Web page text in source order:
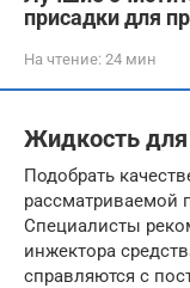
присадки для
На чтение: 24 мин
Жидкость
Подобрать
рассматриваемой
Специалисты
инжектора
справляются с